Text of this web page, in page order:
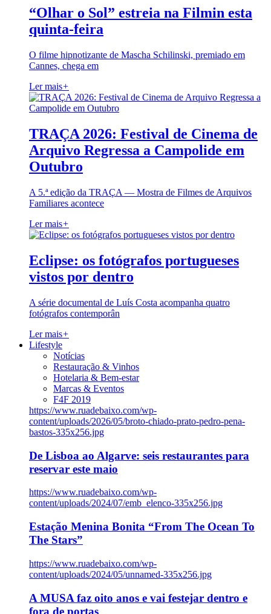
“Olhar o Sol” estreia na Filmin esta
quinta-feira
O filme hipnotizante de Mascha Schilinski, premiado em
Cannes, chega em
Ler mais+
TRAÇA 2026: Festival de Cinema de
Arquivo Regressa a Campolide em
Outubro
A 5.ª edição da TRAÇA — Mostra de Filmes de Arquivos
Familiares acontece
Ler mais+
Eclipse: os fotógrafos portugueses
vistos por dentro
A série documental de Luís Costa acompanha quatro
fotógrafos contemporân
Ler mais+
Lifestyle
Notícias
Restauração & Vinhos
Hotelaria & Bem-estar
Marcas & Eventos
F4F 2019
https://www.ruadebaixo.com/wp-
content/uploads/2026/05/broto-chiado-prato-pedro-pena-
bastos-335x256.jpg
De Lisboa ao Algarve: seis restaurantes para
reservar este maio
https://www.ruadebaixo.com/wp-
content/uploads/2024/07/emb_elenco-335x256.jpg
Estação Menina Bonita “From The Ocean To
The Stars”
https://www.ruadebaixo.com/wp-
content/uploads/2024/05/unnamed-335x256.jpg
A MUSA faz oito anos e vai festejar dentro e
fora de portas